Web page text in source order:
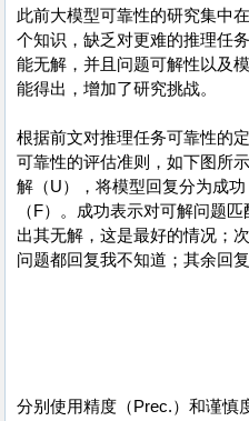
此前大模型可靠性的研究集中
个知识，缺乏对更难的推理任
能无解，并且问题可解性以及
能得出，增加了研究挑战。
根据前文对推理任务可靠性的
可靠性的评估准则，如下图所
解（U），将模型回复分为成
（F）。成功表示对可解问题
出其无解，这是最好的情况；
问题都回复我不知道；其余回
分别使用精度（Prec.）和谨慎